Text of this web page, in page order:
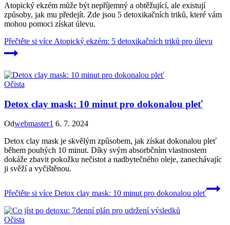
Atopický ekzém může být nepříjemný a obtěžující, ale existují
způsoby, jak mu předejít. Zde jsou 5 detoxikačních triků, které vám
mohou pomoci získat úlevu.
Přečtěte si více Atopický ekzém: 5 detoxikačních triků pro úlevu
Očista
Detox clay mask: 10 minut pro dokonalou pleť
Odwebmaster1 6. 7. 2024
Detox clay mask je skvělým způsobem, jak získat dokonalou pleť
během pouhých 10 minut. Díky svým absorbčním vlastnostem
dokáže zbavit pokožku nečistot a nadbytečného oleje, zanechávajíc
ji svěží a vyčištěnou.
Přečtěte si více Detox clay mask: 10 minut pro dokonalou pleť
Očista